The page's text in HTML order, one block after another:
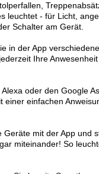
leuchtet - für Licht,
Schalter am Gerät.
in der App
Ihre Anwesenheit
oder den Google
einer einfachen
mit der App und
miteinander! So